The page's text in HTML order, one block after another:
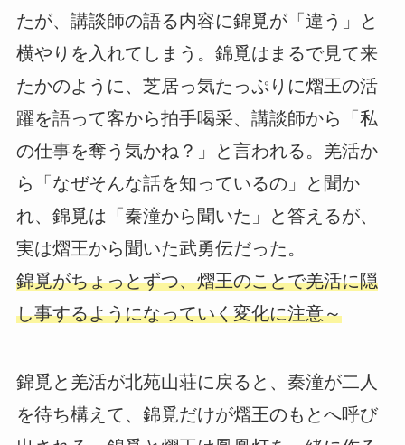
たが、講談師の語る内容に錦覓が「違う」と
横やりを入れてしまう。錦覓はまるで見て来
たかのように、芝居っ気たっぷりに熠王の活
躍を語って客から拍手喝采、講談師から「私
の仕事を奪う気かね？」と言われる。羌活か
ら「なぜそんな話を知っているの」と聞か
れ、錦覓は「秦潼から聞いた」と答えるが、
実は熠王から聞いた武勇伝だった。
錦覓がちょっとずつ、熠王のことで羌活に隠
し事するようになっていく変化に注意～
錦覓と羌活が北苑山荘に戻ると、秦潼が二人
を待ち構えて、錦覓だけが熠王のもとへ呼び